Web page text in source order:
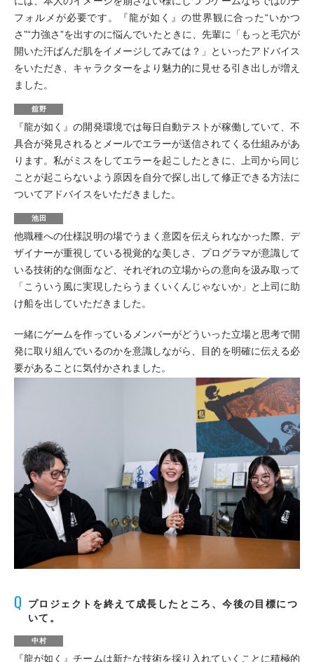
フォルメが必要です。『龍が如く』の世界観に合った“いかつ
さ”“力強さ”を出すのに悩んでいたときに、先輩に「もっと毛穴が
開いた汗ばんだ肌をイメージしてみては？」といったアドバイス
をいただき、キャラクターをより魅力的に見せる引き出しが増え
ました。
舘野
『龍が如く』の開発環境では毎日自動テストが稼働していて、不
具合が発見されるとメールでエラーが送信されてくる仕組みがあ
ります。私がミスをしてエラーを起こしたときに、上司から同じ
ことが起こらないよう原因を自分で探し出して修正できる方法に
ついてアドバイスをいただきました。
池田
他職種への仕様説明の場でうまく意図を伝えられなかった際、デ
ザイナーが重視している視覚的な美しさ、プログラマが意識して
いる技術的な側面など、それぞれの立場からの意向を汲み取って
「こういう風に実現したらうまくいくんじゃないか」と上司に助
け船を出していただきました。
一緒にゲームを作っているメンバーがどういった立場と思考で開
発に取り組んでいるのかを意識しながら、目的を明確に伝える必
要があることに気付かされました。
プロジェクトを終えて成長したところ、今後の目標につ
いて。
中村
『龍が如く』チームは新たな技術を採り入れていくことに積極的